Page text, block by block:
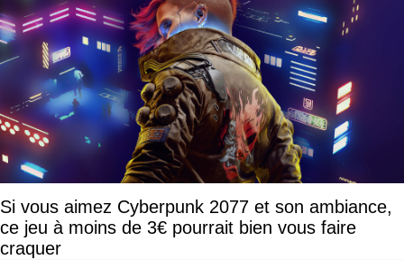
Si vous aimez Cyberpunk 2077 et son ambiance,
ce jeu à moins de 3€ pourrait bien vous faire
craquer